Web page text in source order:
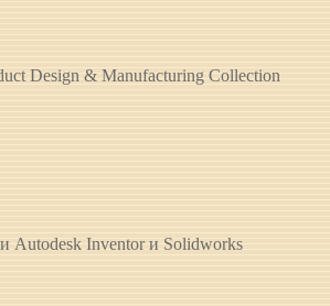
Design & Manufacturing Collection
Autodesk Inventor и Solidworks